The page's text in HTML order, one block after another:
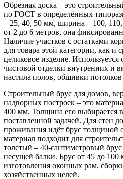
Обрезная доска – это
по ГОСТ в определённых
– 25, 40, 50 мм, ширина – 100,
от 2 до 6 метров, она
Наличие участков с остатками
для товара этой категории, как и
целиковое изделие. Используется
чистовой отделки внутренних и
настила полов, обшивки
Строительный брус для домов,
надворных построек – это
400 мм. Толщина его выбирается в
поставленной задачей. Для стен
проживания идёт брус толщиной
материал подходит для
толстый – 40-сантиметровый брус
несущей балки. Брус от 45 до 100
изготовления оконных рам,
хозяйственных целей.